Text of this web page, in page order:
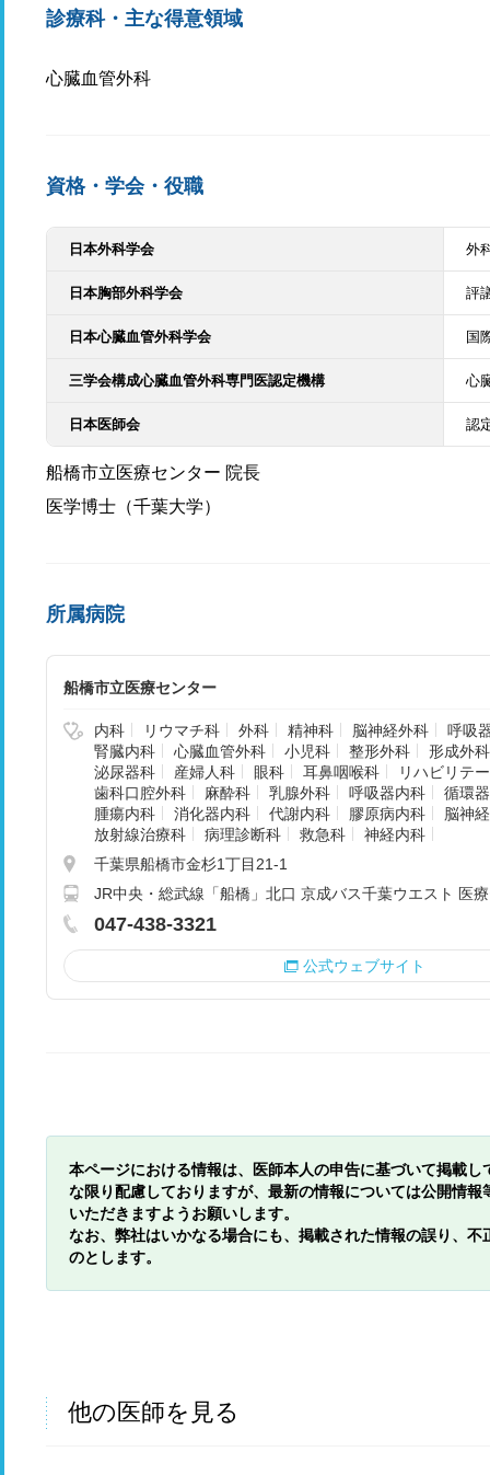
診療科・主な得意領域
心臓血管外科
資格・学会・役職
日本外科学会 外
日本胸部外科学会 評
日本心臓血管外科学会 国
三学会構成心臓血管外科専門医認定機構 心
日本医師会 認
船橋市立医療センター 院長
医学博士（千葉大学）
所属病院
船橋市立医療センター
内科 リウマチ科 外科 精神科 脳神経外科
呼吸
腎臓内科
心臓血管外科 小児科 整形外科
形成外科
泌尿器科
産婦人科 眼科 耳鼻咽喉科
リハビリテ
歯科口腔外科
麻酔科 乳腺外科 呼吸器内科
循環
腫瘍内科
消化器内科 代謝内科 膠原病内科
脳神
放射線治療科
病理診断科 救急科
神経内科
千葉県船橋市金杉1丁目21-1
JR中央・総武線「船橋」北口 京成バス千葉ウエスト 医
047-438-3321
公式ウェブサイト
本ページにおける情報は、医師本人の申告に基づいて掲載
な限り配慮しておりますが、最新の情報については公開情
いただきますようお願いします。
なお、弊社はいかなる場合にも、掲載された情報の誤り、
のとします。
他の医師を見る